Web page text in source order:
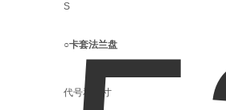
S
○卡套法兰盘
代号和尺寸